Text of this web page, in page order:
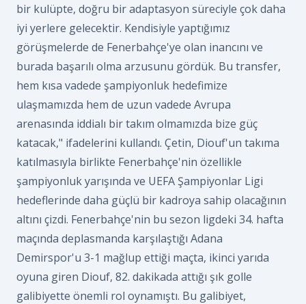
bir kulüpte, doğru bir adaptasyon süreciyle çok daha
iyi yerlere gelecektir. Kendisiyle yaptığımız
görüşmelerde de Fenerbahçe'ye olan inancını ve
burada başarılı olma arzusunu gördük. Bu transfer,
hem kısa vadede şampiyonluk hedefimize
ulaşmamızda hem de uzun vadede Avrupa
arenasında iddialı bir takım olmamızda bize güç
katacak," ifadelerini kullandı. Çetin, Diouf'un takıma
katılmasıyla birlikte Fenerbahçe'nin özellikle
şampiyonluk yarışında ve UEFA Şampiyonlar Ligi
hedeflerinde daha güçlü bir kadroya sahip olacağının
altını çizdi. Fenerbahçe'nin bu sezon ligdeki 34. hafta
maçında deplasmanda karşılaştığı Adana
Demirspor'u 3-1 mağlup ettiği maçta, ikinci yarıda
oyuna giren Diouf, 82. dakikada attığı şık golle
galibiyette önemli rol oynamıştı. Bu galibiyet,